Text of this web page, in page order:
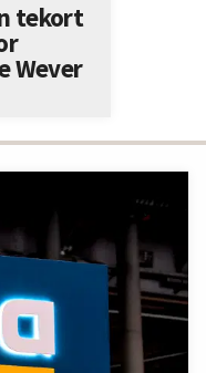
tekort
Wever